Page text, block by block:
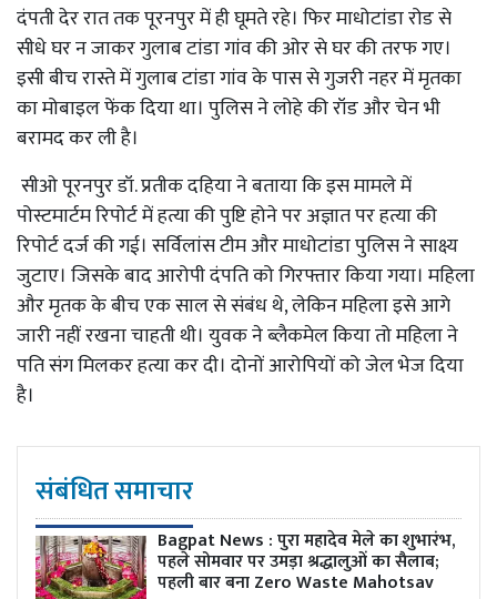
दंपती देर रात तक पूरनपुर में ही घूमते रहे। फिर माधोटांडा रोड से
सीधे घर न जाकर गुलाब टांडा गांव की ओर से घर की तरफ गए।
इसी बीच रास्ते में गुलाब टांडा गांव के पास से गुजरी नहर में मृतका
का मोबाइल फेंक दिया था। पुलिस ने लोहे की रॉड और चेन भी
बरामद कर ली है।
सीओ पूरनपुर डॉ. प्रतीक दहिया ने बताया कि इस मामले में
पोस्टमार्टम रिपोर्ट में हत्या की पुष्टि होने पर अज्ञात पर हत्या की
रिपोर्ट दर्ज की गई। सर्विलांस टीम और माधोटांडा पुलिस ने साक्ष्य
जुटाए। जिसके बाद आरोपी दंपति को गिरफ्तार किया गया। महिला
और मृतक के बीच एक साल से संबंध थे, लेकिन महिला इसे आगे
जारी नहीं रखना चाहती थी। युवक ने ब्लैकमेल किया तो महिला ने
पति संग मिलकर हत्या कर दी। दोनों आरोपियों को जेल भेज दिया
है।
संबंधित समाचार
Bagpat News : पुरा महादेव मेले का शुभारंभ,
पहले सोमवार पर उमड़ा श्रद्धालुओं का सैलाब;
पहली बार बना Zero Waste Mahotsav